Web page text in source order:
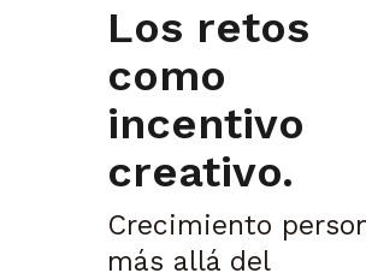
Los retos
como
incentivo
creativo.
Crecimiento
más allá del